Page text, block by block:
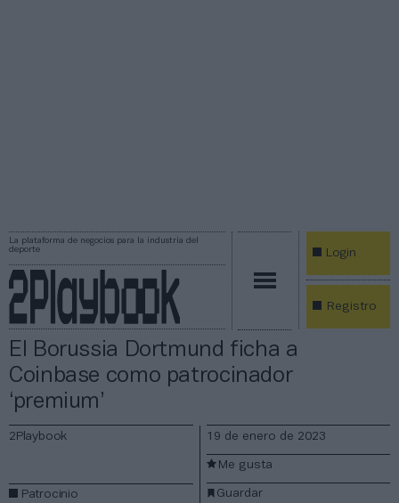
La plataforma de negocios para la industria del
deporte
Login
Registro
El Borussia Dortmund ficha a
Coinbase como patrocinador
‘premium’
2Playbook
Patrocinio
19 de enero de 2023
Guardar
Me gusta